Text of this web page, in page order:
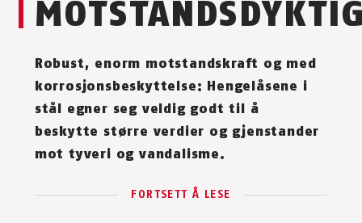
Robust, enorm motstandskraft og med
korrosjonsbeskyttelse: Hengelåsene i
stål egner seg veldig godt til å
beskytte større verdier og gjenstander
mot tyveri og vandalisme.
FORTSETT Å LESE